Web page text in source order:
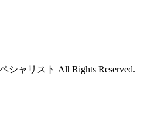
シャリスト All Rights Reserved.